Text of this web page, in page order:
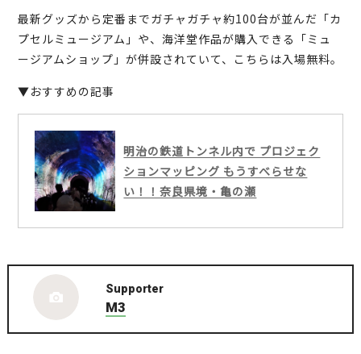
最新グッズから定番までガチャガチャ約100台が並んだ「カ
プセルミュージアム」や、海洋堂作品が購入できる「ミュ
ージアムショップ」が併設されていて、こちらは入場無料。
▼おすすめの記事
明治の鉄道トンネル内で プロジェク
ションマッピング もうすべらせな
い！！奈良県境・亀の瀬
Supporter
M3